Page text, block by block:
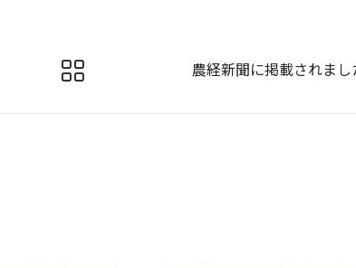
農経新聞に掲載されまし